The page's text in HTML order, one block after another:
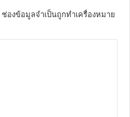
ช่องข้อมูลจำเป็นถูกทำเครื่องหมาย